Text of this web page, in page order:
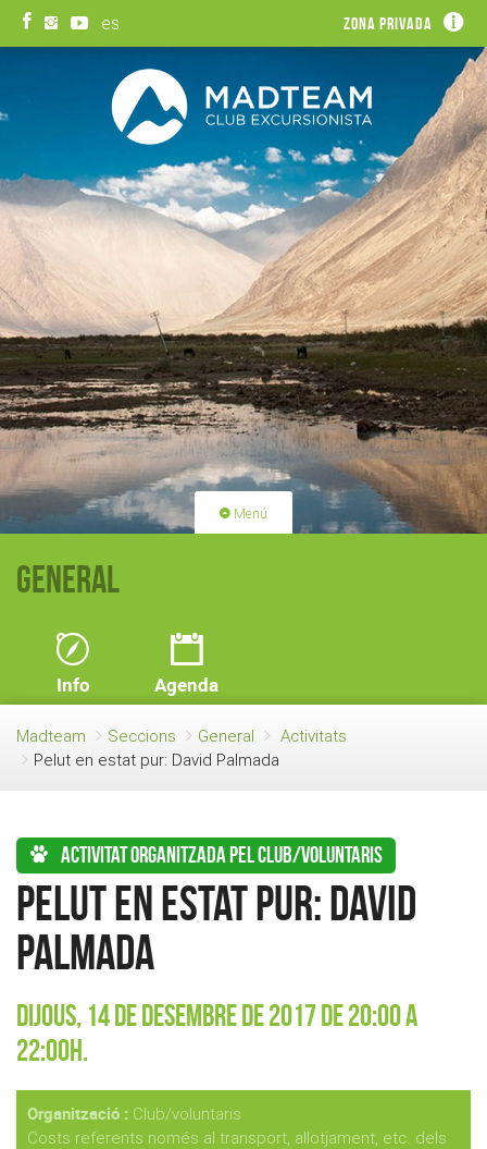
es Zona privada
Menú
FES-TE SOCI
General
Info Agenda
Madteam Seccions General
Activitats
Pelut en estat pur: David Palmada
Activitat organitzada pel club/voluntaris
Pelut en estat pur: David
Palmada
Dijous, 14 de Desembre de 2017 de 20:00 a
22:00h.
Organització : Club/voluntaris
Costs referents només al transport, allotjament, etc. dels